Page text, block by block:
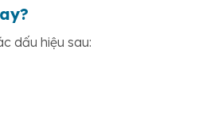
dấu hiệu sau: